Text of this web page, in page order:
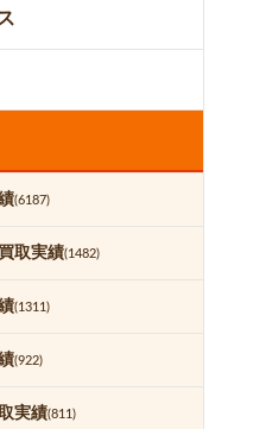
(6187)
取実績(1482)
(1311)
(922)
実績(811)